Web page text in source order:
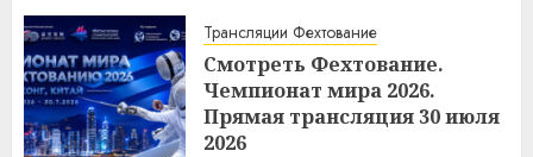
Трансляции Фехтование
Смотреть Фехтование.
Чемпионат мира 2026.
Прямая трансляция 30 июля
2026